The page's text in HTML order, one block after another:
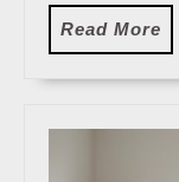
Read More